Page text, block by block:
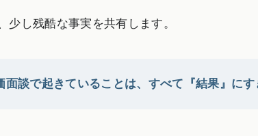
少し残酷な事実を共有します。
面談で起きていることは、すべて『結果』にす